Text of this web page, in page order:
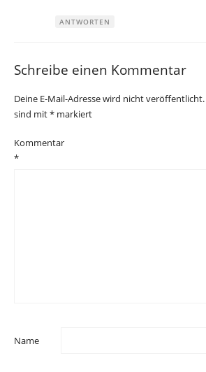
ANTWORTEN
Schreibe einen Kommentar
Deine E-Mail-Adresse wird nicht veröffentlicht.
sind mit* markiert
Kommentar
*
Name